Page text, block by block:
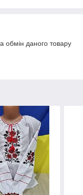
обмін даного товару